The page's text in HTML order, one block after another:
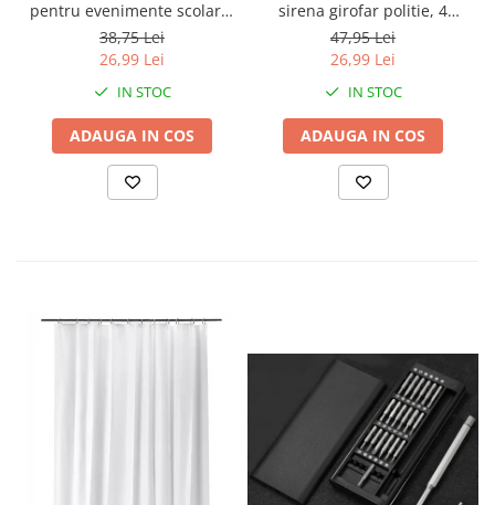
pentru evenimente scolare,
concursuri tematice sau
competitii sportive
38,75 Lei
26,99 Lei
IN STOC
ADAUGA IN COS
sirena girofar politie, 4
sunete
47,95 Lei
26,99 Lei
IN STOC
ADAUGA IN COS